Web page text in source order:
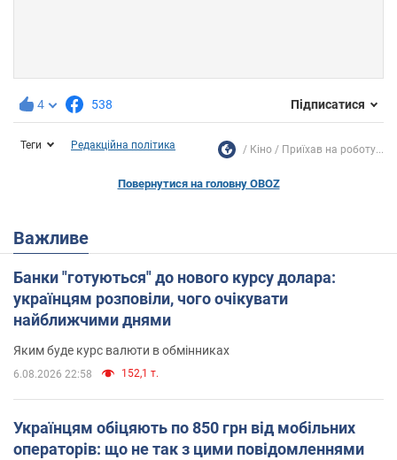
4 538 Підписатися
Теги Редакційна політика Кіно Приїхав на роботу...
Повернутися на головну OBOZ
Важливе
Банки "готуються" до нового курсу долара:
українцям розповіли, чого очікувати
найближчими днями
Яким буде курс валюти в обмінниках
6.08.2026 22:58 152,1 т.
Українцям обіцяють по 850 грн від мобільних
операторів: що не так з цими повідомленнями